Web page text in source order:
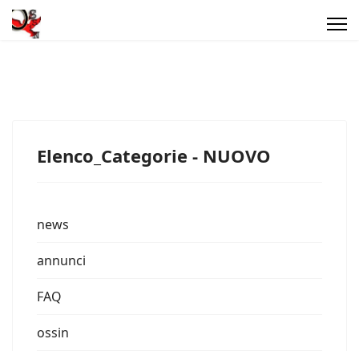
Elenco_Categorie - NUOVO
news
annunci
FAQ
ossin